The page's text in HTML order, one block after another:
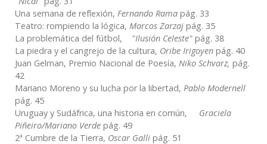
Una semana de reflexión, Fernando Rama pág. 33
Teatro: rompiendo la lógica, Marcos Zarzaj pág. 35
La problemática del fútbol, "Ilusión Celeste" pág. 38
La piedra y el cangrejo de la cultura, Oribe Irigoyen pág. 40
Juan Gelman, Premio Nacional de Poesía, Niko Schvarz, pág.
42
Mariano Moreno y su lucha por la libertad, Pablo Modernell
pág. 45
Uruguay y Sudáfrica, una historia en común, Graciela
Piñeiro/Mariano Verde pág. 49
2ª Cumbre de la Tierra, Oscar Galli pág. 51